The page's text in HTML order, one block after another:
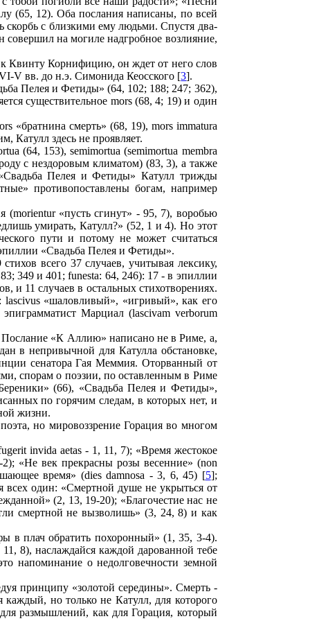
(65, 12). Оба послания написаны, по всей
скорбь с близкими ему людьми. Спустя два-
на могиле надгробное возлияние,
к Квинту Корнифицию, он ждет от него слов
V вв. до н.э. Симонида Кеосского [3].
Пелея и Фетиды» (64, 102; 188; 247; 362),
существительное mors (68, 4; 19) и один
«братнина смерть» (68, 19), mors immatura
Катулл здесь не проявляет.
(64, 153), semimortua (semimortua membra
с нездоровым климатом) (83, 3), а также
Пелея и Фетиды» Катулл трижды
противопоставлены богам, например
(morientur «пусть сгинут» - 95, 7), воробью
умирать, Катулл?» (52, 1 и 4). Но этот
пути и потому не может считаться
«Свадьба Пелея и Фетиды».
всего 37 случаев, учитывая лексику,
349 и 401; funesta: 64, 246): 17 - в эпиллии
и 11 случаев в остальных стихотворениях.
lascivus «шаловливый», «игривый», как его
Марциал (lascivam verborum
Послание «К Аллию» написано не в Риме, а,
в непривычной для Катулла обстановке,
сенатора Гая Меммия. Оторванный от
спорам о поэзии, по оставленным в Риме
(66), «Свадьба Пелея и Фетиды»,
по горячим следам, в которых нет, и
жизни.
но мировоззрение Горация во многом
invida aetas - 1, 11, 7); «Время жестокое
«Не век прекрасны розы весенние» (non
время» (dies damnosa - 3, 6, 45) [5];
всех один: «Смертной душе не укрыться от
(2, 13, 19-20); «Благочестие нас не
смертной не вызволишь» (3, 24, 8) и как
в плач обратить похоронный» (1, 35, 3-4).
8), наслаждайся каждой дарованной тебе
напоминание о недолговечности земной
принципу «золотой середины». Смерть -
но только не Катулл, для которого
размышлений, как для Горация, который